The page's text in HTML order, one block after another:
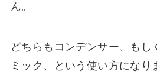
ん。
どちらもコンデンサー、もし
ミック、という使い方になり